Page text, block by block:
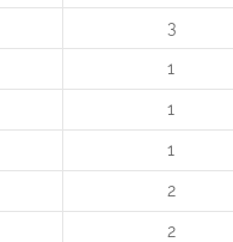
3
1
1
1
2
2